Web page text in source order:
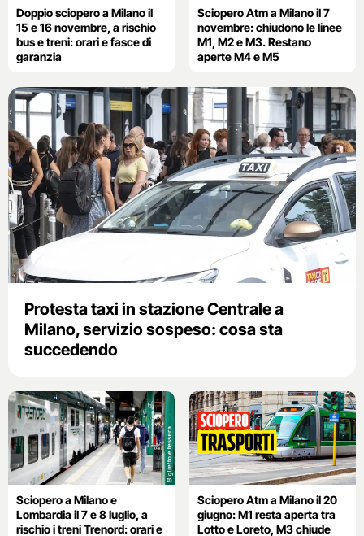
Doppio sciopero a Milano il
15 e 16 novembre, a rischio
bus e treni: orari e fasce di
garanzia
Sciopero Atm a Milano il 7
novembre: chiudono le linee
M1, M2 e M3. Restano
aperte M4 e M5
Protesta taxi in stazione Centrale a
Milano, servizio sospeso: cosa sta
succedendo
Sciopero a Milano e
Lombardia il 7 e 8 luglio, a
rischio i treni Trenord: orari e
Sciopero Atm a Milano il 20
giugno: M1 resta aperta tra
Lotto e Loreto, M3 chiude